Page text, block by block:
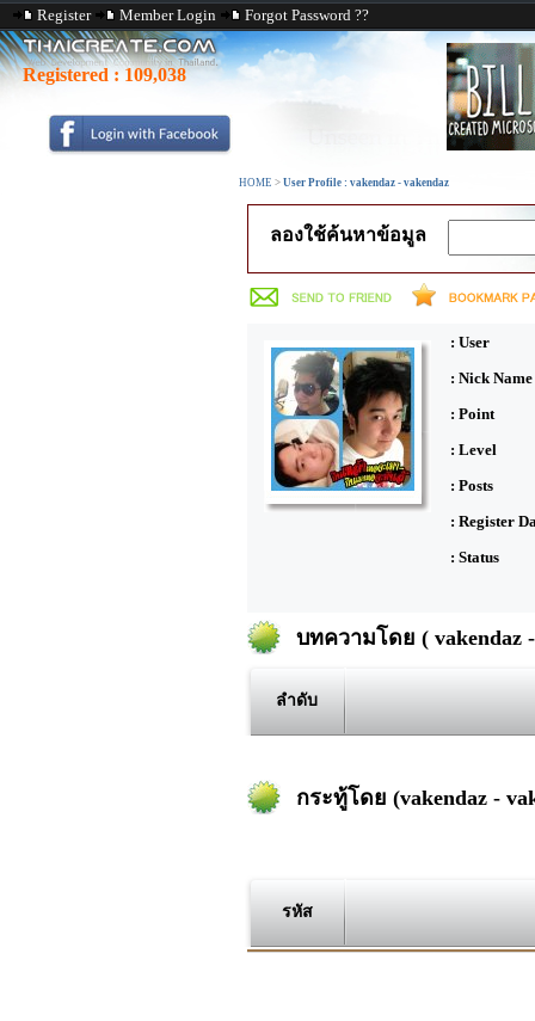
Register Member Login Forgot Password ??
Registered : 109,038
HOME > User Profile : vakendaz - vakendaz
ลองใช้ค้นหาข้อมูล
: User
: Nick Name
: Point
: Level
: Posts
: Register
: Status
บทความโดย ( vakendaz
ลำดับ
กระทู้โดย (vakendaz -
รหัส